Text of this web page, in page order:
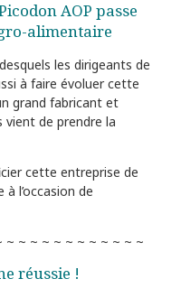
AOP passe
alimentaire
les dirigeants de
à faire évoluer cette
grand fabricant et
de prendre la
cette entreprise de
l’occasion de
~ ~ ~ ~ ~ ~ ~ ~ ~ ~ ~ ~
réussie !